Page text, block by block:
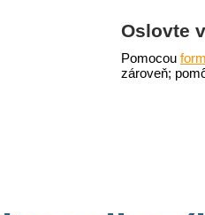
Oslovte
Pomocou
zároveň;